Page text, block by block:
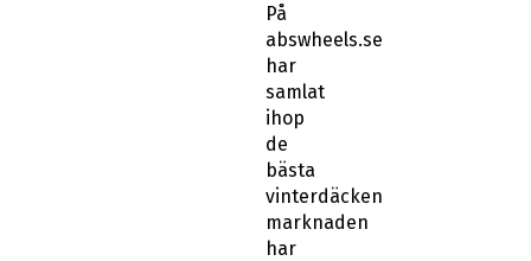
På
abswheels.se
har
samlat
ihop
de
bästa
vinterdäcken
marknaden
har